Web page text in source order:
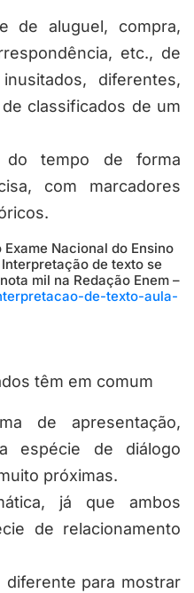
de aluguel, compra,
etc., de
diferentes,
classificados de um
do tempo de forma
com marcadores
Nacional do Ensino
de texto se
mil na Redação Enem –
de-texto-aula-
têm em comum
de apresentação,
espécie de diálogo
próximas.
já que ambos
de relacionamento
diferente para mostrar